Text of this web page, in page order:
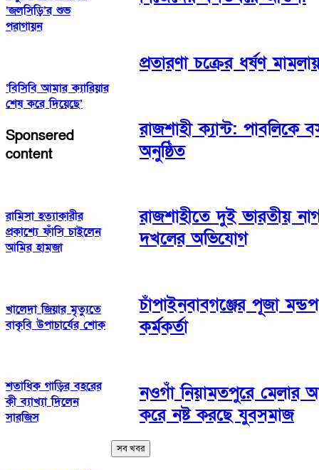
‘জলসিড়ি’র শুভ
পরাগায়ন
‘বিসিবি আমার ক্যারিয়ার
শেষ করে দিয়েছে’
Sponsered
content
রামিসা হত্যাকারীর
প্রকাশ্যে ফাঁসি চাইলেন
আমির হামজা
খালেদা জিয়ার মৃত্যুতে
বাকৃবি উপাচার্যের শোক
শতাধিক গাড়ির বহরের
কী ব্যাখ্যা দিলেন
সারজিস
প্রতারণা চক্রের ধর্ষণ
রাজশাহী ক্যান্ট:
অনুষ্ঠিত
রাজশাহীতে দুই ভারতীয়
দখলের অভিযোগ
চাঁপাইনবাবগঞ্জের পূজা
কর্মকর্তা
নওগাঁ নিয়ামতপুরে মেলার
করে নষ্ট করছে যুবসমাজ
সব খবর